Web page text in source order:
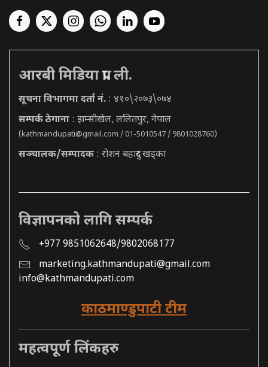
आरबी मिडिया प्रा. ली.
सूचना विभागमा दर्ता नं. : ४१०\२०७३\०७४
सम्पर्क ठेगाना : झम्सीखेल, ललितपुर, नेपाल
(kathmandupati@gmail.com / 01-5010547 / 9801028760)
सञ्चालक/सम्पादक : रोशन बहादुर खड्का
विज्ञापनको लागि सम्पर्क
+977 9851062648/9802068177
marketing.kathmandupati@gmail.com
info@kathmandupati.com
काठमाण्डुपाटी टीम
महत्वपूर्ण लिंकहरु